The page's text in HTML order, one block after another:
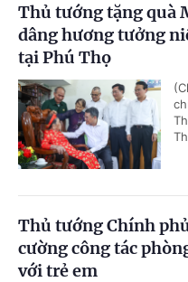
Thủ tướng tặng quà
dâng hương tưởng
tại Phú Thọ
Thủ tướng Chính
cường công tác
với trẻ em